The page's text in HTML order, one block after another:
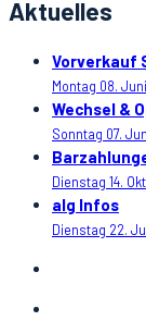
Aktuelles
Vorverkauf
Montag 08.
Wechsel &
Sonntag 07.
Dienstag 14.
alg Infos
Dienstag 22.